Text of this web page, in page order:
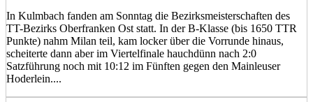
In Kulmbach fanden am Sonntag die Bezirksmeisterschaften des
TT-Bezirks Oberfranken Ost statt. In der B-Klasse (bis 1650 TTR
Punkte) nahm Milan teil, kam locker über die Vorrunde hinaus,
scheiterte dann aber im Viertelfinale hauchdünn nach 2:0
Satzführung noch mit 10:12 im Fünften gegen den Mainleuser
Hoderlein....